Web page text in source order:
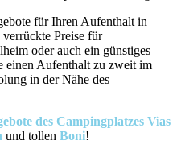
für Ihren Aufenthalt in
Preise für
oder auch ein günstiges
einen Aufenthalt zu zweit im
in der Nähe des
des Campingplatzes Vias
und tollen Boni!